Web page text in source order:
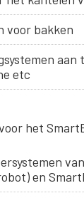
voor bakken
aan
etc
het
en